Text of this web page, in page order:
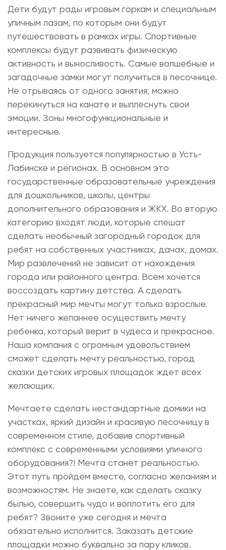
Дети будут рады игровым горкам и специальным
уличным лазам, по которым они будут
путешествовать в рамках игры. Спортивные
комплексы будут развивать физическую
активность и выносливость. Самые волшебные и
загадочные замки могут получиться в песочнице.
Не отрываясь от одного занятия, можно
перекинуться на канате и выплеснуть свои
эмоции. Зоны многофункциональные и
интересные.
Продукция пользуется популярностью в Усть-
Лабинске и регионах. В основном это
государственные образовательные учреждения
для дошкольников, школы, центры
дополнительного образования и ЖКХ. Во вторую
категорию входят люди, которые спешат
сделать необычный загородный городок для
ребят на собственных участниках, дачах, домах.
Мир развлечений не зависит от нахождения
города или районного центра. Всем хочется
воссоздать картину детства. А сделать
прекрасный мир мечты могут только взрослые.
Нет ничего желаннее осуществить мечту
ребенка, который верит в чудеса и прекрасное.
Наша компания с огромным удовольствием
сможет сделать мечту реальностью, город
сказки детских игровых площадок ждет всех
желающих.
Мечтаете сделать нестандартные домики на
участках, яркий дизайн и красивую песочницу в
современном стиле, добавив спортивный
комплекс с современными условиями уличного
оборудования?! Мечта станет реальностью.
Этот путь пройдем вместе, согласно желаниям и
возможностям. Не знаете, как сделать сказку
былью, совершить чудо и воплотить его для
ребят? Звоните уже сегодня и мечта
обязательно исполнится. Заказать детские
площадки можно буквально за пару кликов.